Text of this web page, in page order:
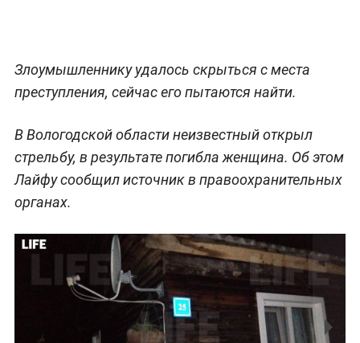
Злоумышленнику удалось скрыться с места
преступления, сейчас его пытаются найти.
В Вологодской области неизвестный открыл
стрельбу, в результате погибла женщина. Об этом
Лайфу сообщил источник в правоохранительных
органах.